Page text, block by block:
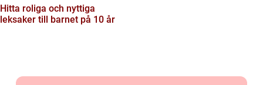
Hitta roliga och nyttiga
leksaker till barnet på 10 år